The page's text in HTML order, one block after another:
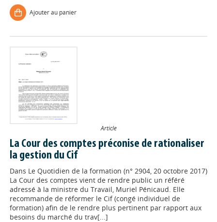
Ajouter au panier
Article
La Cour des comptes préconise de rationaliser
la gestion du Cif
Dans Le Quotidien de la formation (n° 2904, 20 octobre 2017)
La Cour des comptes vient de rendre public un référé
adressé à la ministre du Travail, Muriel Pénicaud. Elle
recommande de réformer le Cif (congé individuel de
formation) afin de le rendre plus pertinent par rapport aux
besoins du marché du trav[...]